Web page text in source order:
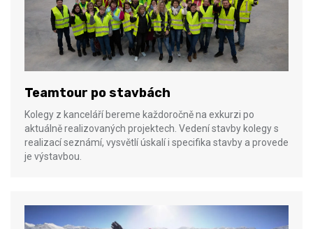
Teamtour po stavbách
Kolegy z kanceláří bereme každoročně na exkurzi po
aktuálně realizovaných projektech. Vedení stavby kolegy s
realizací seznámí, vysvětlí úskalí i specifika stavby a provede
je výstavbou.